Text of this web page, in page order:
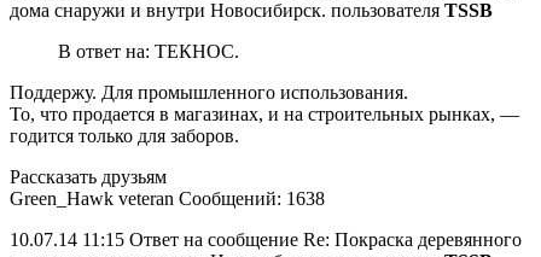
дома снаружи и внутри Новосибирск. пользователя TSSB
В ответ на: ТЕКНОС.
Поддержу. Для промышленного использования.
То, что продается в магазинах, и на строительных рынках, —
годится только для заборов.
Рассказать друзьям
Green_Hawk veteran Сообщений: 1638
10.07.14 11:15 Ответ на сообщение Re: Покраска деревянного